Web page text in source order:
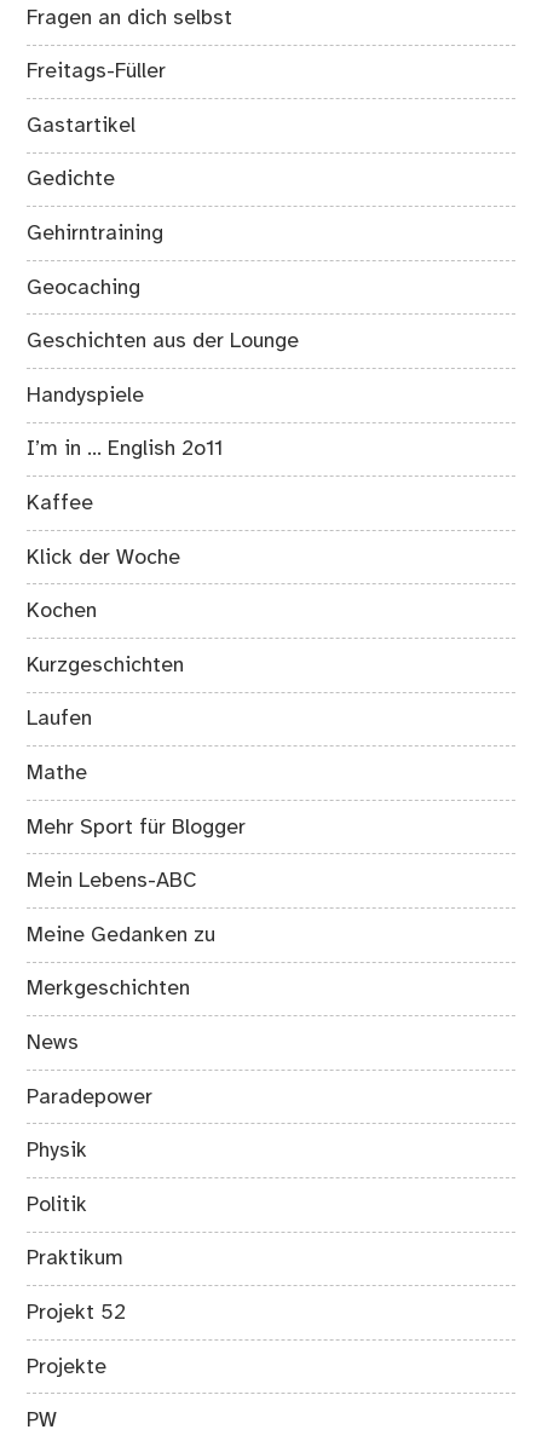
Fragen an dich selbst
Freitags-Füller
Gastartikel
Gedichte
Gehirntraining
Geocaching
Geschichten aus der Lounge
Handyspiele
I’m in … English 2o11
Kaffee
Klick der Woche
Kochen
Kurzgeschichten
Laufen
Mathe
Mehr Sport für Blogger
Mein Lebens-ABC
Meine Gedanken zu
Merkgeschichten
News
Paradepower
Physik
Politik
Praktikum
Projekt 52
Projekte
PW